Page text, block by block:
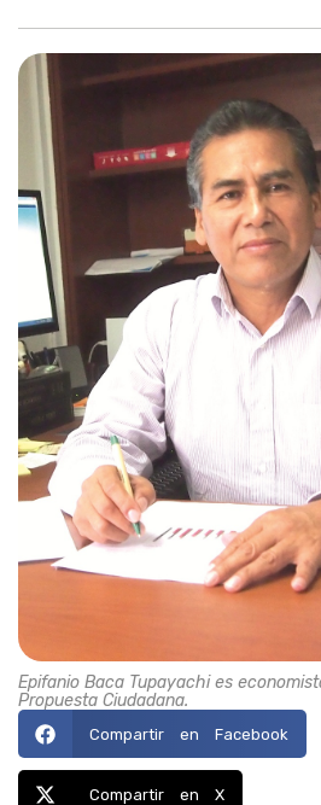
Epifanio Baca Tupayachi es
Propuesta Ciudadana.
Compartir en Facebook
Compartir en X